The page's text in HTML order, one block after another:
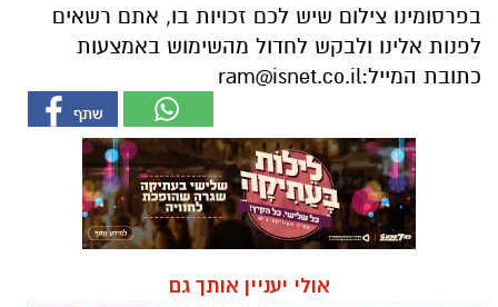
בפרסומינו צילום שיש לכם זכויות בו, אתם רשאים
לפנות אלינו ולבקש לחדול מהשימוש באמצעות
כתובת המייל:ram@isnet.co.il
אולי יעניין אותך גם